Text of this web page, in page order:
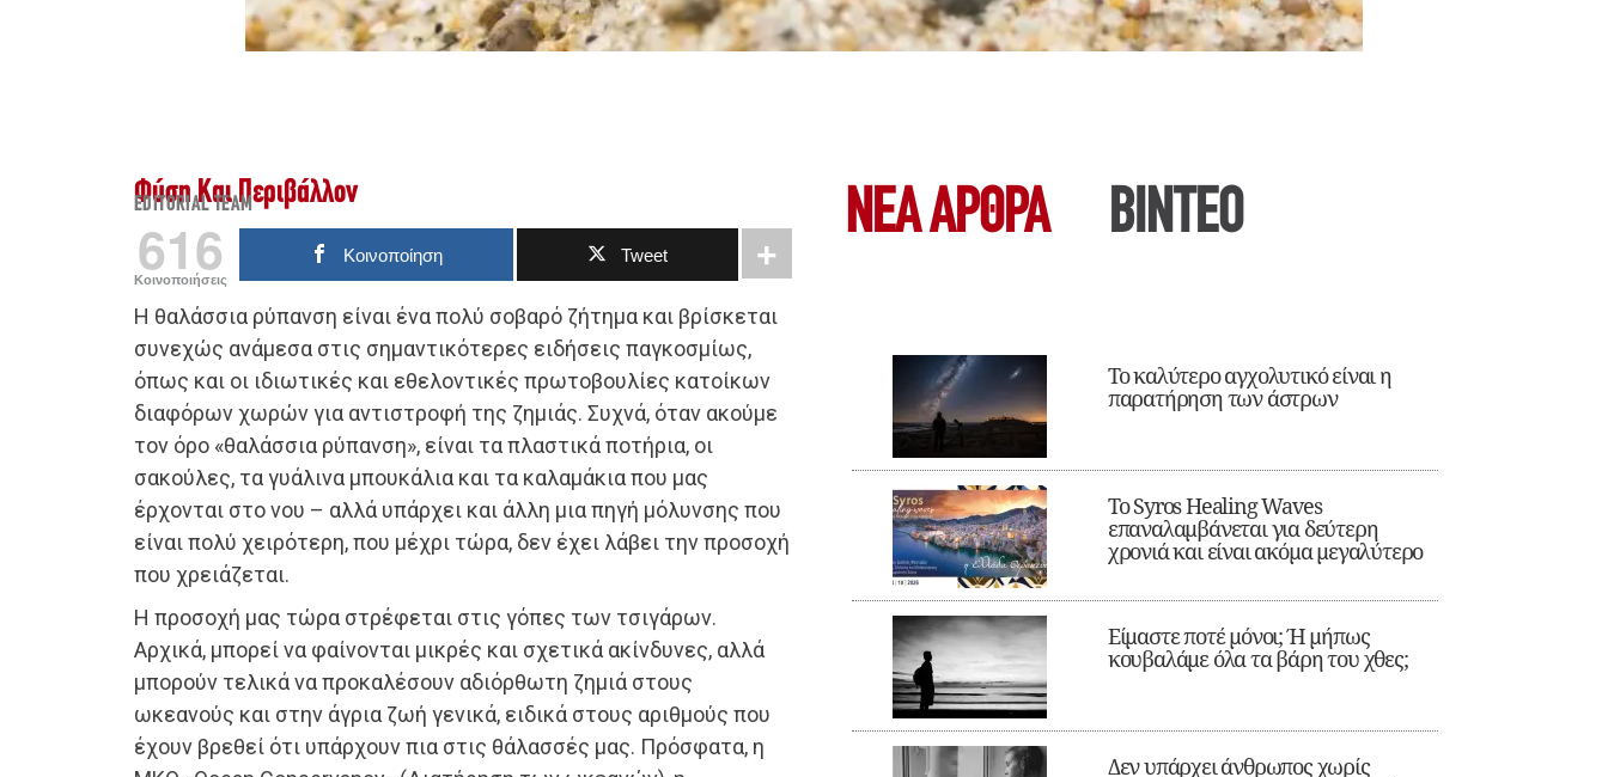
Φύση Και Περιβάλλον
EDITORIAL TEAM
616
Κοινοποιήσεις
Κοινοποίηση Tweet
Η θαλάσσια ρύπανση είναι ένα πολύ σοβαρό ζήτημα και βρίσκεται
συνεχώς ανάμεσα στις σημαντικότερες ειδήσεις παγκοσμίως,
όπως και οι ιδιωτικές και εθελοντικές πρωτοβουλίες κατοίκων
διαφόρων χωρών για αντιστροφή της ζημιάς. Συχνά, όταν ακούμε
τον όρο «θαλάσσια ρύπανση», είναι τα πλαστικά ποτήρια, οι
σακούλες, τα γυάλινα μπουκάλια και τα καλαμάκια που μας
έρχονται στο νου – αλλά υπάρχει και άλλη μια πηγή μόλυνσης που
είναι πολύ χειρότερη, που μέχρι τώρα, δεν έχει λάβει την προσοχή
που χρειάζεται.
Η προσοχή μας τώρα στρέφεται στις γόπες των τσιγάρων.
Αρχικά, μπορεί να φαίνονται μικρές και σχετικά ακίνδυνες, αλλά
μπορούν τελικά να προκαλέσουν αδιόρθωτη ζημιά στους
ωκεανούς και στην άγρια ζωή γενικά, ειδικά στους αριθμούς που
έχουν βρεθεί ότι υπάρχουν πια στις θάλασσές μας. Πρόσφατα, η
ΝΕΑ ΆΡΘΡΑ ΒΙΝΤΕΟ
Το καλύτερο αγχολυτικό είναι η
παρατήρηση των άστρων
Το Syros Healing Waves
επαναλαμβάνεται για δεύτερη
χρονιά και είναι ακόμα μεγαλύτερο
Είμαστε ποτέ μόνοι; Ή μήπως
κουβαλάμε όλα τα βάρη του χθες;
Δεν υπάρχει άνθρωπος χωρίς